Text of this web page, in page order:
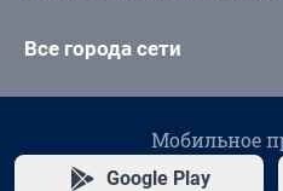
Все города сети
Мобильное
Google Play